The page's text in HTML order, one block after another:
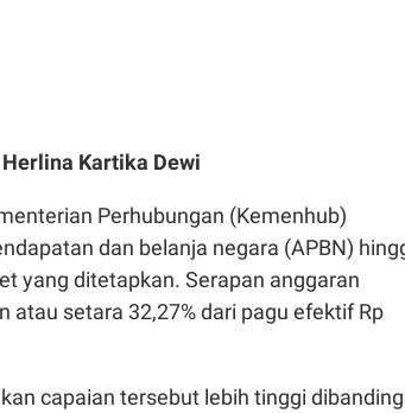
Herlina Kartika Dewi
Perhubungan (Kemenhub)
dan belanja negara (APBN)
yang ditetapkan. Serapan anggaran
atau setara 32,27% dari pagu efektif Rp
capaian tersebut lebih tinggi dibanding